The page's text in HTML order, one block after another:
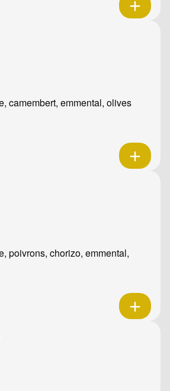
camembert, emmental, olives
poivrons, chorizo, emmental,